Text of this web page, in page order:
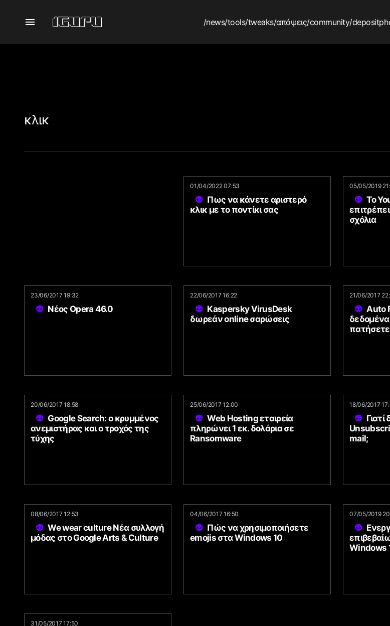
/news/tools/tweaks/απόψεις/community/
κλικ
01/04/2022 07:53
Πως να κάνετε αριστερό
κλικ με το ποντίκι σας
05/05/2019
Το
σχόλια
23/06/2017 19:32
Νέος Opera 46.0
22/06/2017 16:22
Kaspersky VirusDesk
δωρεάν online σαρώσεις
21/06/2017
Auto
20/06/2017 18:58
Google Search: ο κρυμμένος
ανεμιστήρας και ο τροχός της
τύχης
25/06/2017 12:00
Web Hosting εταιρεία
πληρώνει 1 εκ. δολάρια σε
Ransomware
18/06/2017
mail;
08/06/2017 12:53
We wear culture Νέα συλλογή
μόδας στο Google Arts & Culture
04/06/2017 16:50
Πώς να χρησιμοποιήσετε
emojis στα Windows 10
07/05/2019
Windows
31/05/2017 17:50